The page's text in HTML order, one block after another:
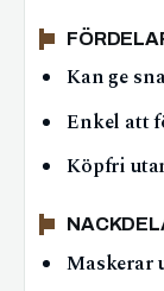
Kan ge
Enkel att
Köpfri
Maskerar